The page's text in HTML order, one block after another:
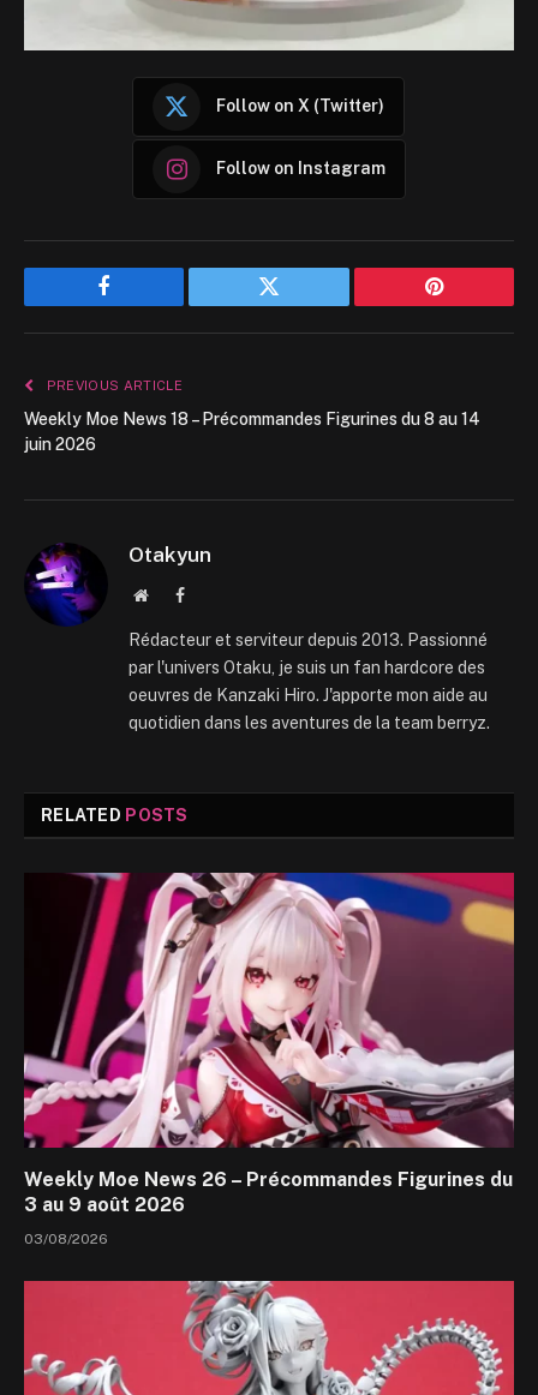
Follow on X (Twitter)
Follow on Instagram
Facebook Twitter Pinterest
PREVIOUS ARTICLE
Weekly Moe News 18 – Précommandes Figurines du 8 au 14
juin 2026
Otakyun
WebsiteFacebook
Rédacteur et serviteur depuis 2013. Passionné
par l'univers Otaku, je suis un fan hardcore des
oeuvres de Kanzaki Hiro. J'apporte mon aide au
quotidien dans les aventures de la team berryz.
RELATED POSTS
Weekly Moe News 26 – Précommandes Figurines du
3 au 9 août 2026
03/08/2026